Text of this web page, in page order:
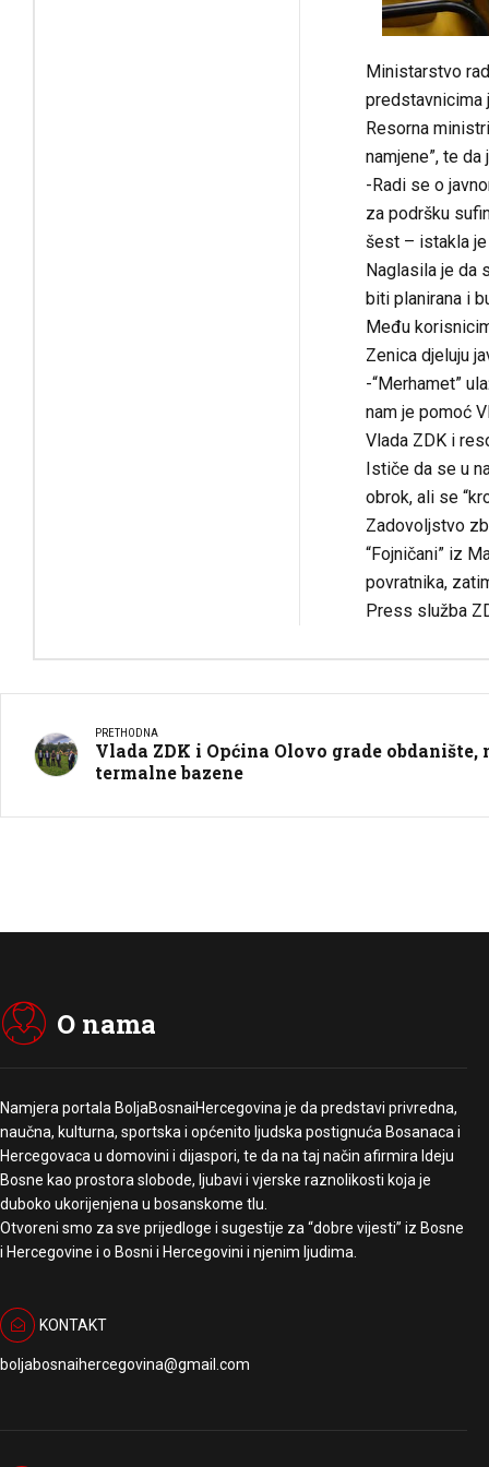
Ministarstvo
predstavnicima
Resorna
namjene”, te
-Radi se o
za podršku
šest – istakla
Naglasila je da
biti planirana i
Među
Zenica djeluju
-“Merhamet”
nam je pomoć
Vlada ZDK i
Ističe da se u
obrok, ali se
Zadovoljstvo
“Fojničani” iz
povratnika,
Press služba
PRETHODNA
Vlada ZDK i Općina Olovo grade
termalne bazene
O nama
Namjera portala BoljaBosnaiHercegovina je da predstavi privredna,
naučna, kulturna, sportska i općenito ljudska postignuća Bosanaca i
Hercegovaca u domovini i dijaspori, te da na taj način afirmira Ideju
Bosne kao prostora slobode, ljubavi i vjerske raznolikosti koja je
duboko ukorijenjena u bosanskome tlu.
Otvoreni smo za sve prijedloge i sugestije za “dobre vijesti” iz Bosne
i Hercegovine i o Bosni i Hercegovini i njenim ljudima.
KONTAKT
boljabosnaihercegovina@gmail.com